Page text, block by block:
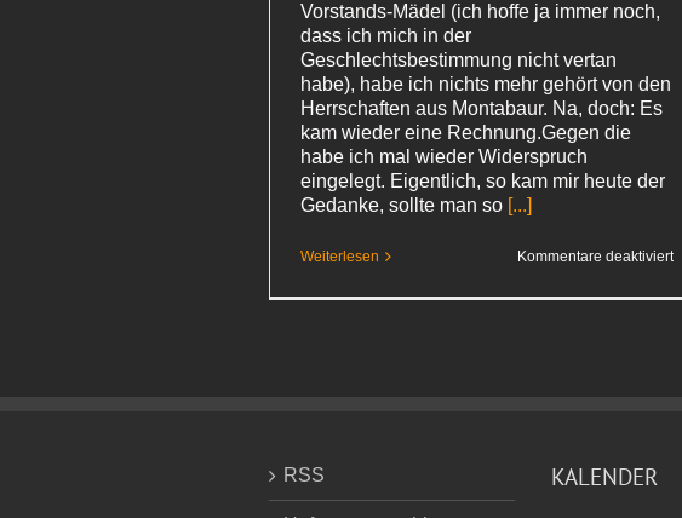
Vorstands-Mädel (ich hoffe ja immer noch,
dass ich mich in der
Geschlechtsbestimmung nicht vertan
habe), habe ich nichts mehr gehört von den
Herrschaften aus Montabaur. Na, doch: Es
kam wieder eine Rechnung.Gegen die
habe ich mal wieder Widerspruch
eingelegt. Eigentlich, so kam mir heute der
Gedanke, sollte man so [...]
Weiterlesen Kommentare deaktiviertfür
RSS KALENDER